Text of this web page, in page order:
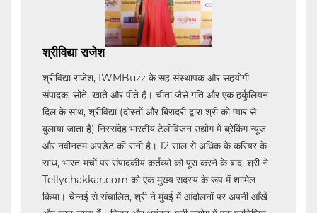
श्रीविद्या राजेश
श्रीविद्या राजेश, IWMBuzz के सह संस्थापक और सहयोगी
संपादक, सोते, खाते और पीते हैं। चीता जैसे गति और एक हर्कुलियन
दिल के साथ, श्रीविद्या (दोस्तों और बिरादरी द्वारा श्री को प्यार से
बुलाया जाता है) निस्संदेह भारतीय टेलीविजन उद्योग में ब्रेकिंग न्यूज
और नवीनतम अपडेट की रानी है। 12 साल से अधिक के करियर के
साथ, भारत-मंचों पर संपादकीय कर्तव्यों को पूरा करने के बाद, श्री ने
Tellychakkar.com को एक मुख्य सदस्य के रूप में शामिल
किया। चेन्नई से संचालित, श्री ने मुंबई में आंदोलनों पर अपनी आँखें